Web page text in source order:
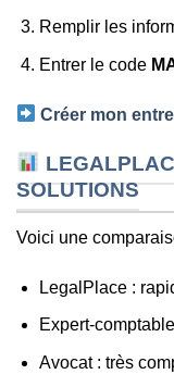
Remplir les
Entrer le code
Créer mon
SOLUTIONS
Voici une
LegalPlace :
Expert-
Avocat : très